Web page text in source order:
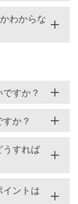
わからな
すか？
か？
うすれば
ントは